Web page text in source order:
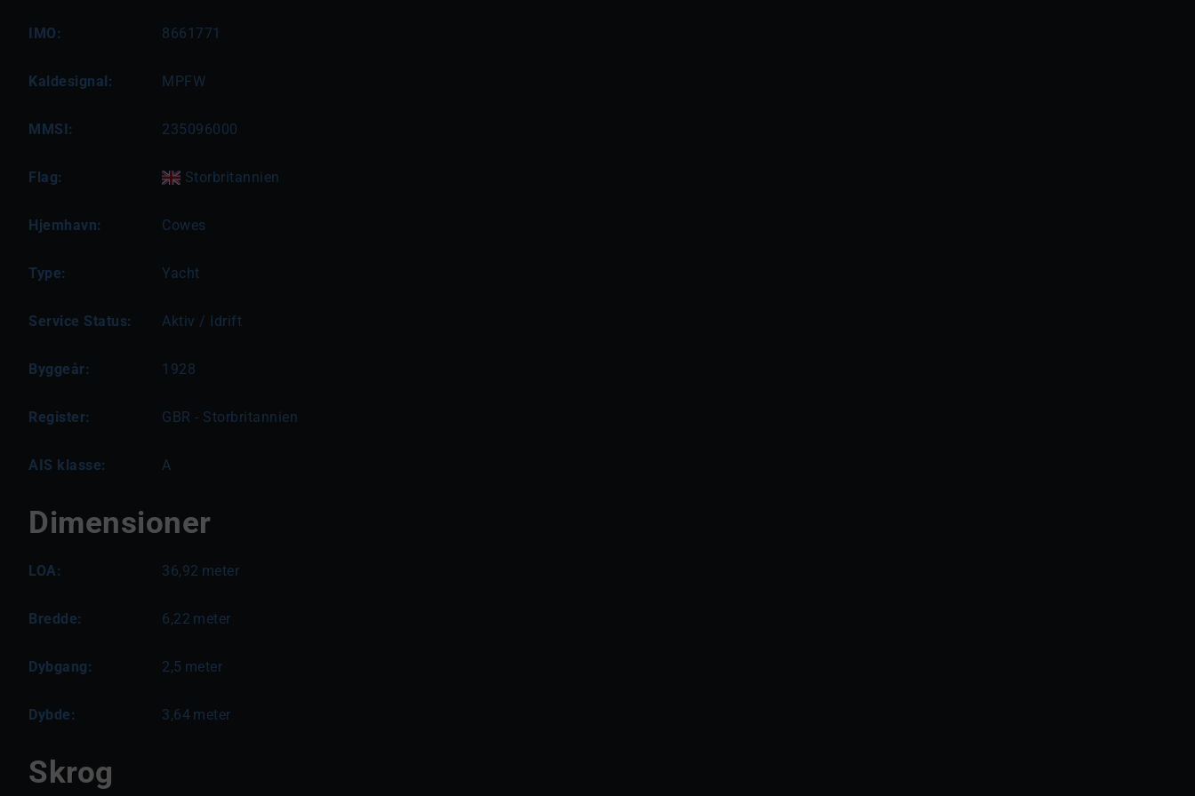
IMO: 8661771
Kaldesignal: MPFW
MMSI: 235096000
Flag: Storbritannien
Hjemhavn: Cowes
Type: Yacht
Service Status: Aktiv / Idrift
Byggeår: 1928
Register: GBR - Storbritannien
AIS klasse: A
Dimensioner
LOA: 36,92 meter
Bredde: 6,22 meter
Dybgang: 2,5 meter
Dybde: 3,64 meter
Skrog